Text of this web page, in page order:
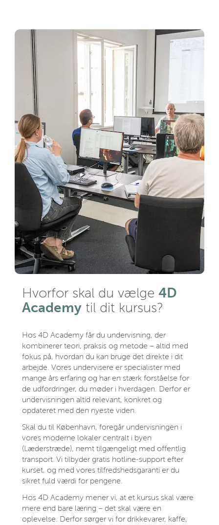
Hvorfor skal du vælge 4D
Academy til dit kursus?
Hos 4D Academy får du undervisning, der
kombinerer teori, praksis og metode – altid med
fokus på, hvordan du kan bruge det direkte i dit
arbejde. Vores undervisere er specialister med
mange års erfaring og har en stærk forståelse for
de udfordringer, du møder i hverdagen. Derfor er
undervisningen altid relevant, konkret og
opdateret med den nyeste viden.
Skal du til København, foregår undervisningen i
vores moderne lokaler centralt i byen
(Læderstræde), nemt tilgængeligt med offentlig
transport. Vi tilbyder gratis hotline‑support efter
kurset, og med vores tilfredshedsgaranti er du
sikret fuld værdi for pengene.
Hos 4D Academy mener vi, at et kursus skal være
mere end bare læring – det skal være en
oplevelse. Derfor sørger vi for drikkevarer, kaffe,